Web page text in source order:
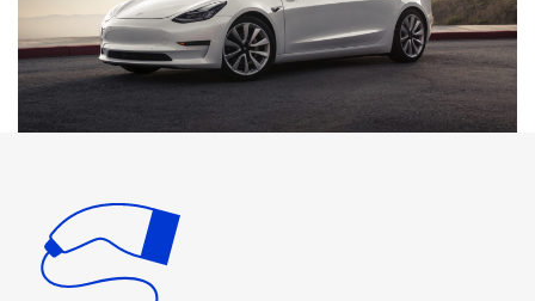
Het is daarom belangrijk om een product te kiezen dat
overeenkomt met de maximale laadsnelheid van uw auto
om de beste laadervaring te garanderen. Onze
laadstations variëren van 3,7 kW tot 22 kW, afhankelijk van
de stroomsterkte en het aantal fasen. Een 1-fase 16A
maximale laadsnelheid van 7,4 kW heeft, raden we u aan
om te kiezen voor een 1-fase 32A station of een 3-fase 16A
station. Naast onze laadstations bieden we ook een breed